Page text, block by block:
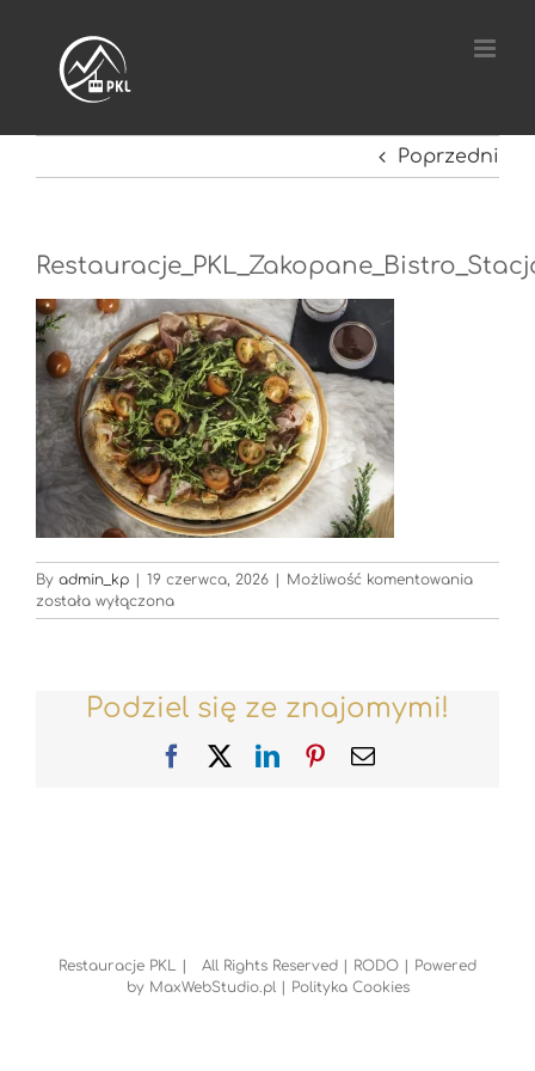
zawartości
Poprzedni
By admin_kp | 19 czerwca, 2026 | Możliwość komentowania
została wyłączona
Podziel się ze znajomymi!
FacebookLinkedInPinterest
Email
Restauracje PKL | All Rights Reserved | RODO | Powered
by MaxWebStudio.pl| Polityka Cookies